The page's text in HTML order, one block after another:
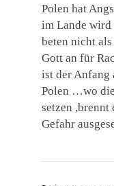
Polen hat
im Lande wird
beten nicht
Gott an für
ist der Anfang
Polen …wo
setzen ,brennt
Gefahr